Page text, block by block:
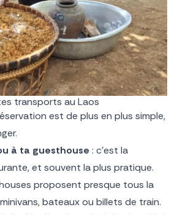
transports au Laos
est de plus en plus simple,
à ta guesthouse : c’est la
et souvent la plus pratique.
proposent presque tous la
bateaux ou billets de train.